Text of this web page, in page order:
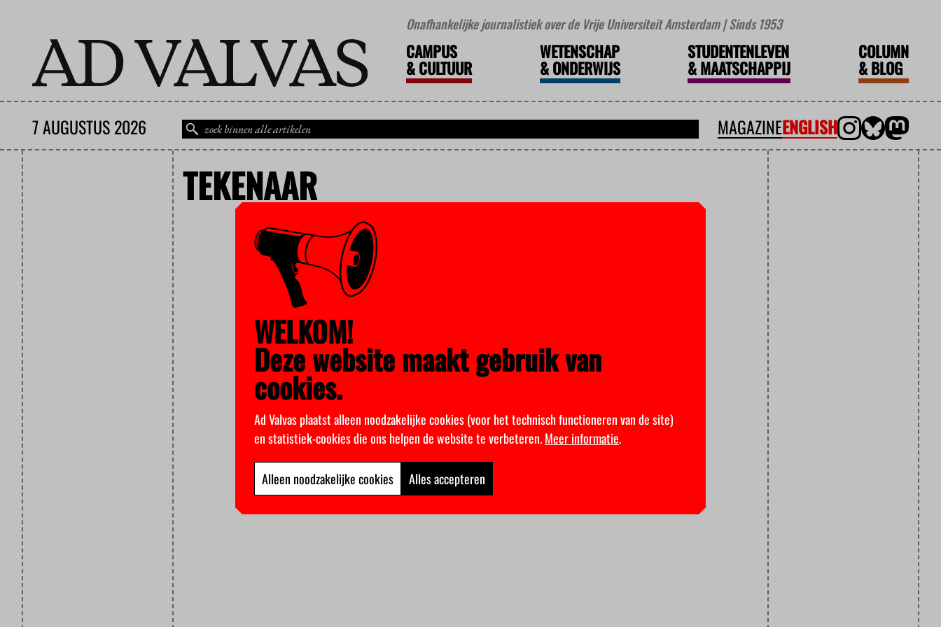
Onafhankelijke journalistiek over de Vrije Universiteit Amsterdam | Sinds 1953
CAMPUS
&CULTUUR
WETENSCHAP
&ONDERWIJS
STUDENTENLEVEN
&MAATSCHAPPIJ
COLUMN
&BLOG
7 AUGUSTUS 2026 MAGAZINEENGLISH
TEKENAAR
WELKOM!
Deze website maakt gebruik van
cookies.
Ad Valvas plaatst alleen noodzakelijke cookies (voor het technisch functioneren van de site)
en statistiek-cookies die ons helpen de website te verbeteren.Meer informatie.
Alleen noodzakelijke cookies Alles accepteren